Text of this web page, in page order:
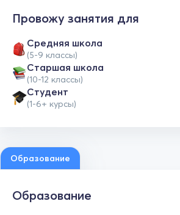
Провожу занятия для
Средняя школа
(5-9 классы)
Cтаршая школа
(10-12 классы)
Студент
(1-6+ курсы)
Образование
Образование